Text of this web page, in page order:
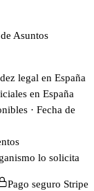
Asuntos
legal en España
en España
· Fecha de
lo solicita
Pago seguro Stripe